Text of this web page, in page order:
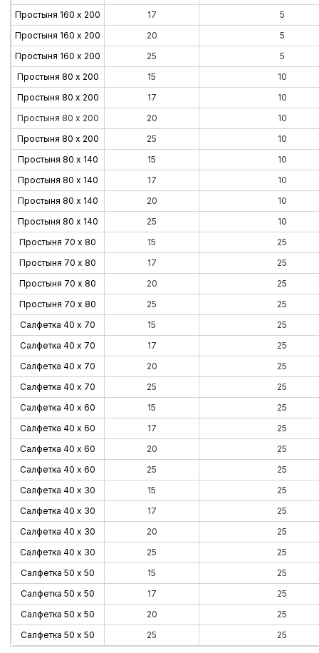
Простыня 160 х 200 17
5
Простыня 160 х 200
20
5
Простыня 160 х 200
25
5
Простыня 80 х 200
15
10
Простыня 80 х 200
17
10
Простыня 80 х 200
20
10
Простыня 80 х 200
25
10
Простыня 80 х 140
15
10
Простыня 80 х 140
17
10
Простыня 80 х 140
20
10
Простыня 80 х 140
25
10
Простыня 70 х 80
15
25
Простыня 70 х 80
17
25
Простыня 70 х 80
20
25
Простыня 70 х 80
25
25
Салфетка 40 х 70
15
25
Салфетка 40 х 70
17
25
Салфетка 40 х 70
20
25
Салфетка 40 х 70
25
25
Салфетка 40 х 60
15
25
Салфетка 40 х 60
17
25
Салфетка 40 х 60
20
25
Салфетка 40 х 60
25
25
Салфетка 40 х 30
15
25
Салфетка 40 х 30
17
25
Салфетка 40 х 30
20
25
Салфетка 40 х 30
25
25
Салфетка 50 х 50
15
25
Салфетка 50 х 50
17
25
Салфетка 50 х 50
20
25
Салфетка 50 х 50
25 25